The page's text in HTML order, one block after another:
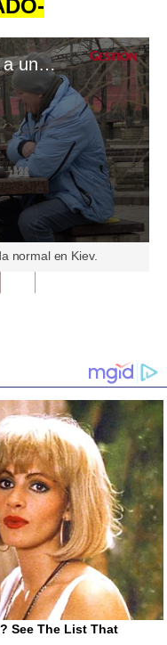
Kiev vuelve tímidamente a una vida que se asemeja a la normalidad
normal en Kiev.